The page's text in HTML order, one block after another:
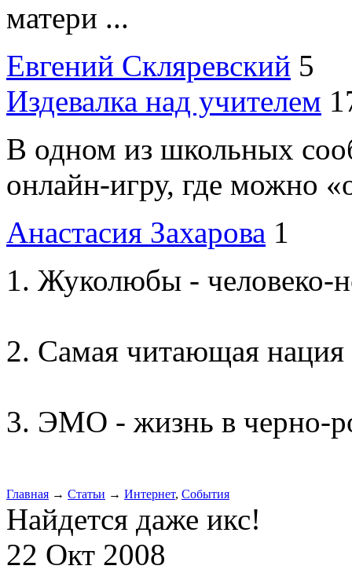
матери ...
Евгений Скляревский 5
Издевалка над учителем
В одном из школьных
онлайн-игру, где можно
Анастасия Захарова 1
Жуколюбы - человеко-
Самая читающая нация
ЭМО - жизнь в черно-
Главная → Статьи → Интернет, События
Найдется даже икс!
22 Окт 2008